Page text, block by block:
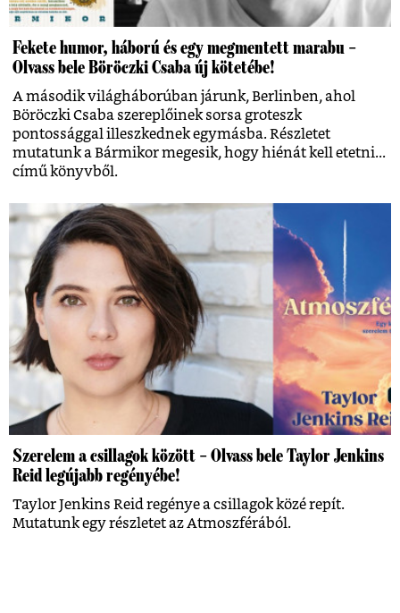
Fekete humor, háború és egy megmentett marabu –
Olvass bele Böröczki Csaba új kötetébe!
A második világháborúban járunk, Berlinben, ahol
Böröczki Csaba szereplőinek sorsa groteszk
pontossággal illeszkednek egymásba. Részletet
mutatunk a Bármikor megesik, hogy hiénát kell etetni...
című könyvből.
Szerelem a csillagok között – Olvass bele Taylor Jenkins
Reid legújabb regényébe!
Taylor Jenkins Reid regénye a csillagok közé repít.
Mutatunk egy részletet az Atmoszférából.